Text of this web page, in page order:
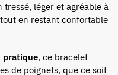
léger et agréable à
en restant confortable
pratique, ce bracelet
de poignets, que ce soit